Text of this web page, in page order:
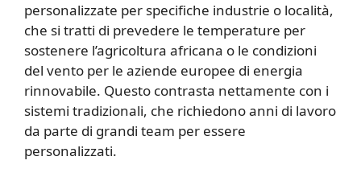
personalizzate per specifiche industrie o località,
che si tratti di prevedere le temperature per
sostenere l’agricoltura africana o le condizioni
del vento per le aziende europee di energia
rinnovabile. Questo contrasta nettamente con i
sistemi tradizionali, che richiedono anni di lavoro
da parte di grandi team per essere
personalizzati.